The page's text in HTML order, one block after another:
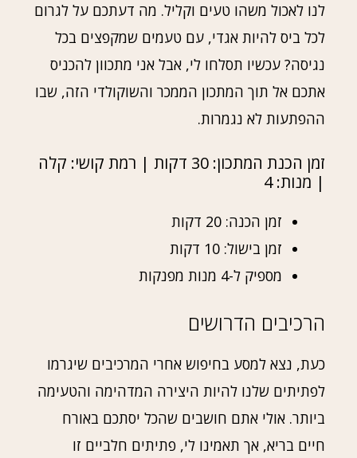
לנו לאכול משהו טעים וקליל. מה דעתכם על לגרום
לכל ביס להיות אגדי, עם טעמים שמקפצים בכל
נגיסה? עכשיו תסלחו לי, אבל אני מתכוון להכניס
אתכם אל תוך המתכון הממכר והשוקולדי הזה, שבו
ההפתעות לא נגמרות.
זמן הכנת המתכון: 30 דקות | רמת קושי: קלה
| מנות: 4
זמן הכנה: 20 דקות
זמן בישול: 10 דקות
מספיק ל-4 מנות מפנקות
הרכיבים הדרושים
כעת, נצא למסע בחיפוש אחרי המרכיבים שיגרמו
לפתיתים שלנו להיות היצירה המדהימה והטעימה
ביותר. אולי אתם חושבים שהכל יסתכם באורח
חיים בריא, אך תאמינו לי, פתיתים חלביים זו